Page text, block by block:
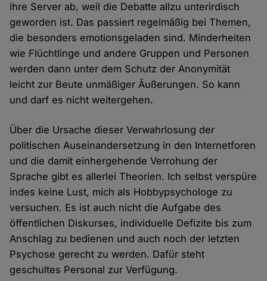
ihre Server ab, weil die Debatte allzu unterirdisch
geworden ist. Das passiert regelmäßig bei Themen,
die besonders emotionsgeladen sind. Minderheiten
wie Flüchtlinge und andere Gruppen und Personen
werden dann unter dem Schutz der Anonymität
leicht zur Beute unmäßiger Äußerungen. So kann
und darf es nicht weitergehen.
Über die Ursache dieser Verwahrlosung der
politischen Auseinandersetzung in den Internetforen
und die damit einhergehende Verrohung der
Sprache gibt es allerlei Theorien. Ich selbst verspüre
indes keine Lust, mich als Hobbypsychologe zu
versuchen. Es ist auch nicht die Aufgabe des
öffentlichen Diskurses, individuelle Defizite bis zum
Anschlag zu bedienen und auch noch der letzten
Psychose gerecht zu werden. Dafür steht
geschultes Personal zur Verfügung.